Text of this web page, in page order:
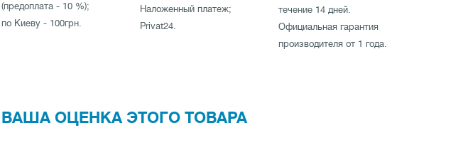
(предоплата - 10 %);
по Киеву - 100грн.
Наложенный платеж;
Privat24.
течение 14 дней.
Официальная гарантия
производителя от 1 года.
ВАША ОЦЕНКА ЭТОГО ТОВАРА